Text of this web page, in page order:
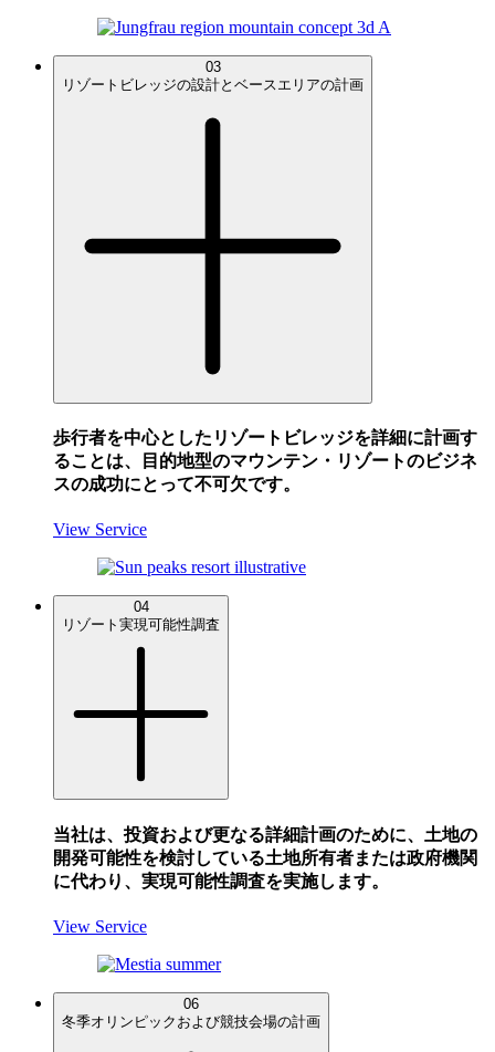
03
リゾートビレッジの設計とベースエリアの計画
歩行者を中心としたリゾートビレッジを詳細に計画す
ることは、目的地型のマウンテン・リゾートのビジネ
スの成功にとって不可欠です。
View Service
04
リゾート実現可能性調査
当社は、投資および更なる詳細計画のために、土地の
開発可能性を検討している土地所有者または政府機関
に代わり、実現可能性調査を実施します。
View Service
06
冬季オリンピックおよび競技会場の計画